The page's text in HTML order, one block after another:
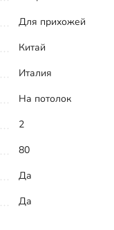
Для прихожей
Китай
Италия
На потолок
2
80
Да
Да